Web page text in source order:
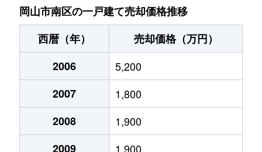
大福
980万円 妹尾
徒歩23分
大福
600万円 備前西市
徒歩26分
780万円
岡山市南区の一戸建て売却価格推移
西暦（年）
売却価格（万円）
2006
5,200
2007
1,800
2008
1,900
2009
1,900